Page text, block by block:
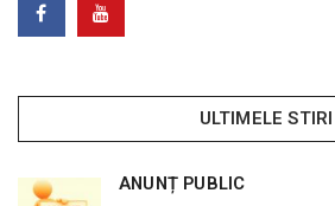
ULTIMELE STIRI
ANUNȚ PUBLIC